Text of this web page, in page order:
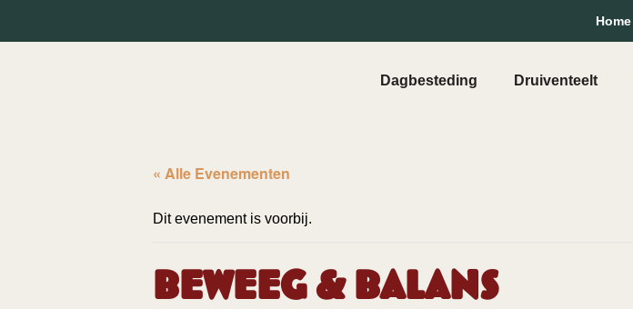
Home
Dagbesteding Druiventeelt
« Alle Evenementen
Dit evenement is voorbij.
Beweeg & Balans